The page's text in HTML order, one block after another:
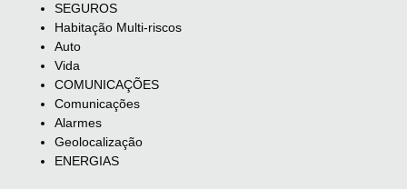
SEGUROS
Habitação Multi-riscos
Auto
Vida
COMUNICAÇÕES
Comunicações
Alarmes
Geolocalização
ENERGIAS